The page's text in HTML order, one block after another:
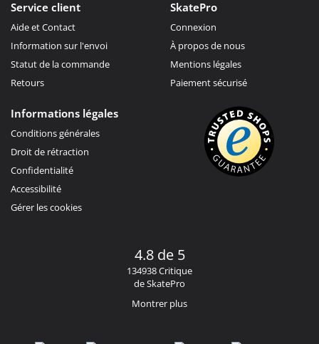
Service client
Aide et Contact
Information sur l'envoi
Statut de la commande
Retours
SkatePro
Connexion
À propos de nous
Mentions légales
Paiement sécurisé
Informations légales
Conditions générales
Droit de rétraction
Confidentialité
Accessibilité
Gérer les cookies
4.8 de 5
134938 Critique
de SkatePro
Montrer plus